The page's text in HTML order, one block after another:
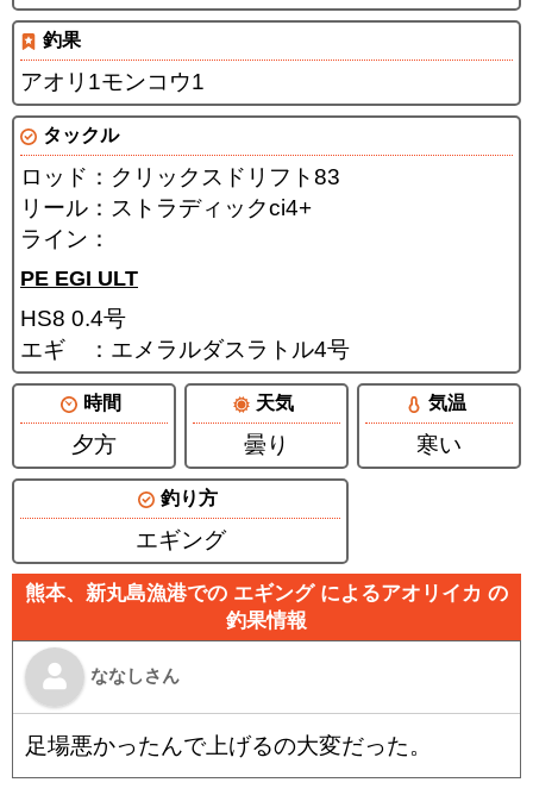
釣果
アオリ1モンコウ1
タックル
ロッド：クリックスドリフト83
リール：ストラディックci4+
ライン：
PE EGI ULT
HS8 0.4号
エギ ：エメラルダスラトル4号
時間
夕方
天気
曇り
気温
寒い
釣り方
エギング
熊本、新丸島漁港での エギング によるアオリイカ の
釣果情報
ななしさん
足場悪かったんで上げるの大変だった。